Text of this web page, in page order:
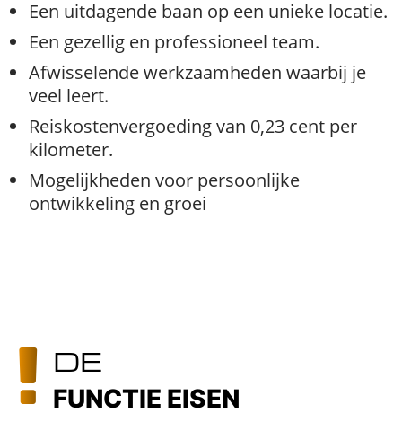
Een uitdagende baan op een unieke locatie.
Een gezellig en professioneel team.
Afwisselende werkzaamheden waarbij je
veel leert.
Reiskostenvergoeding van 0,23 cent per
kilometer.
Mogelijkheden voor persoonlijke
ontwikkeling en groei
DE
FUNCTIE EISEN